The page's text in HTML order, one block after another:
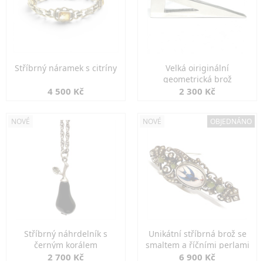
Stříbrný náramek s citríny
4 500 Kč
Velká oiriginální
geometrická brož
2 300 Kč
NOVÉ
Stříbrný náhrdelník s
černým korálem
2 700 Kč
NOVÉ OBJEDNÁNO
Unikátní stříbrná brož se
smaltem a říčními perlami
6 900 Kč